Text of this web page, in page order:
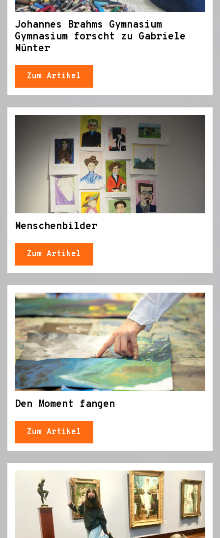
Johannes Brahms Gymnasium
Gymnasium forscht zu Gabriele
Münter
Zum Artikel
Menschenbilder
Zum Artikel
Den Moment fangen
Zum Artikel